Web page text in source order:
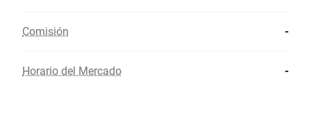
Comisión -
Horario del Mercado -